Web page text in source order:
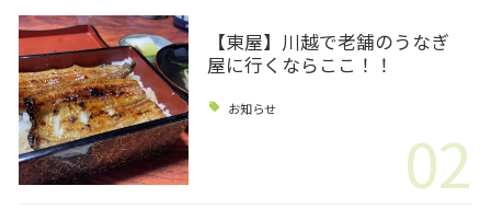
【東屋】川越で老舗のうなぎ
屋に行くならここ！！
お知らせ
02